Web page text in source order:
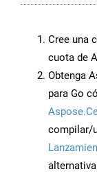
Cree una
cuota de
Obtenga
para Go
compilar/